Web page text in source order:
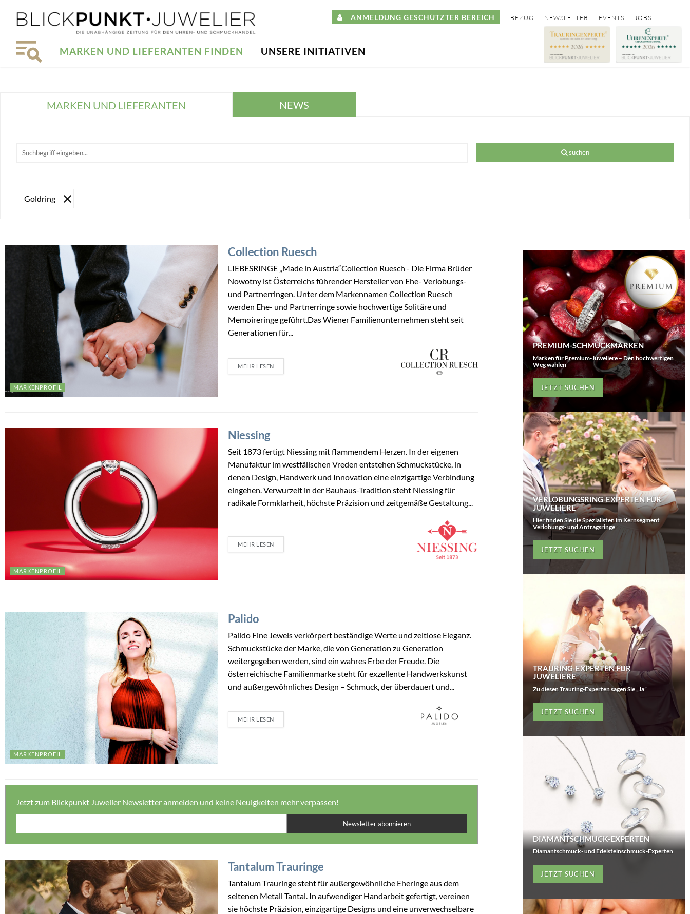
ANMELDUNG GESCHÜTZTER BEREICH BEZUG NEWSLETTER EVENTS JOBS
MARKEN UND LIEFERANTEN FINDEN UNSERE INITIATIVEN
MARKEN UND LIEFERANTEN NEWS
suchen
Goldring
MARKENPROFIL
Collection Ruesch
LIEBESRINGE „Made in Austria“Collection Ruesch - Die Firma Brüder
Nowotny ist Österreichs führender Hersteller von Ehe- Verlobungs-
und Partnerringen. Unter dem Markennamen Collection Ruesch
werden Ehe- und Partnerringe sowie hochwertige Solitäre und
Memoireringe geführt.Das Wiener Familienunternehmen steht seit
Generationen für...
MEHR LESEN
MARKENPROFIL
Niessing
Seit 1873 fertigt Niessing mit flammendem Herzen. In der eigenen
Manufaktur im westfälischen Vreden entstehen Schmuckstücke, in
denen Design, Handwerk und Innovation eine einzigartige Verbindung
eingehen. Verwurzelt in der Bauhaus-Tradition steht Niessing für
radikale Formklarheit, höchste Präzision und zeitgemäße Gestaltung...
MEHR LESEN
MARKENPROFIL
Palido
Palido Fine Jewels verkörpert beständige Werte und zeitlose Eleganz.
Schmuckstücke der Marke, die von Generation zu Generation
weitergegeben werden, sind ein wahres Erbe der Freude. Die
österreichische Familienmarke steht für exzellente Handwerkskunst
und außergewöhnliches Design – Schmuck, der überdauert und...
MEHR LESEN
Jetzt zum Blickpunkt Juwelier Newsletter anmelden und keine Neuigkeiten mehr verpassen!
Newsletter abonnieren
Tantalum Trauringe
Tantalum Trauringe steht für außergewöhnliche Eheringe aus dem
seltenen Metall Tantal. In aufwendiger Handarbeit gefertigt, vereinen
sie höchste Präzision, einzigartige Designs und eine unverwechselbare
PREMIUM-SCHMUCKMARKEN
Marken für Premium-Juweliere – Den hochwertigen
Weg wählen
JETZT SUCHEN
VERLOBUNGSRING-EXPERTEN FÜR
JUWELIERE
Hier finden Sie die Spezialisten im Kernsegment
Verlobungs- und Antragsringe
JETZT SUCHEN
TRAURING-EXPERTEN FÜR
JUWELIERE
Zu diesen Trauring-Experten sagen Sie „Ja”
JETZT SUCHEN
DIAMANTSCHMUCK-EXPERTEN
Diamantschmuck- und Edelsteinschmuck-Experten
JETZT SUCHEN